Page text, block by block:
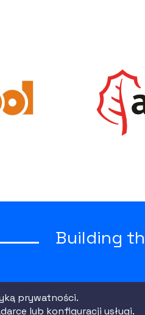
prywatności.
lub konfiguracji usługi.
Building
Regulamin strony